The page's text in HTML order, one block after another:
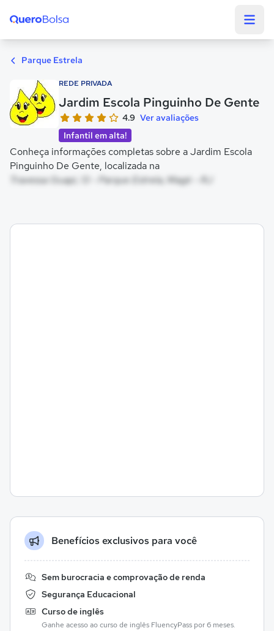
Parque Estrela
REDE PRIVADA
Jardim Escola Pinguinho De Gente
4.9 Ver avaliações
Infantil em alta!
Conheça informações completas sobre a Jardim Escola
Pinguinho De Gente, localizada na
Travessa Guapi, 13 - Parque Estrela, Magé - RJ
Benefícios exclusivos para você
Sem burocracia e comprovação de renda
Segurança Educacional
Curso de inglês
Ganhe acesso ao curso de inglês FluencyPass por 6 meses.